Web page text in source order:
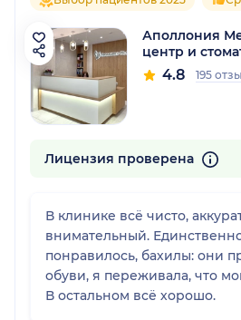
Аполлония
центр и
4.8 195
Лицензия проверена
В клинике всё чисто,
внимательный.
понравилось, бахилы: они
обуви, я переживала, что
В остальном всё хорошо.